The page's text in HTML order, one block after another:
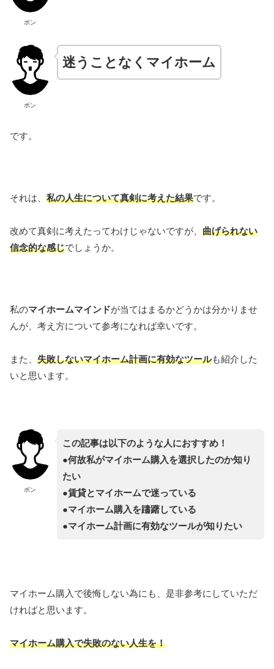
ボン
ボン
迷うことなくマイホーム
です。
それは、 私の人生について真剣に考えた結果です。
改めて真剣に考えたってわけじゃないですが、 曲げられない
信念的な感じでしょうか。
私のマイホームマインドが当てはまるかどうかは分かりませ
んが、考え方について参考になれば幸いです。
また、 失敗しないマイホーム計画に有効なツールも紹介した
いと思います。
ボン
この記事は以下のような人におすすめ！
●何故私がマイホーム購入を選択したのか知り
たい
●賃貸とマイホームで迷っている
●マイホーム購入を躊躇している
●マイホーム計画に有効なツールが知りたい
マイホーム購入で後悔しない為にも、是非参考にしていただ
ければと思います。
マイホーム購入で失敗のない人生を！